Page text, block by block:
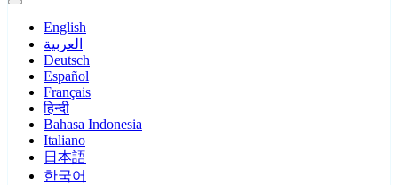
English
العربية
Deutsch
Español
Français
हिन्दी
Bahasa Indonesia
Italiano
日本語
한국어